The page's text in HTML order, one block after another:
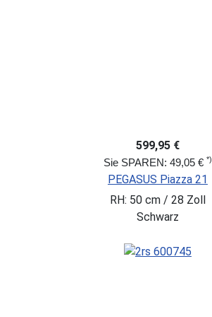
599,95 €
Sie SPAREN: 49,05 € *)
PEGASUS Piazza 21
RH: 50 cm / 28 Zoll
Schwarz